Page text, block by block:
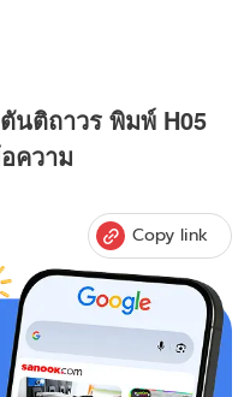
นติถาวร พิมพ์ H05
ความ
Copy link